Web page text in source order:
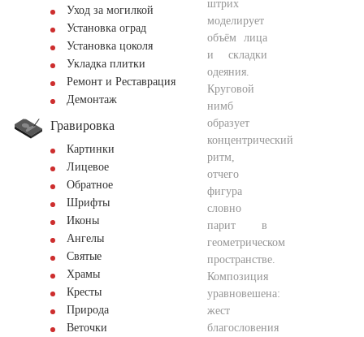
Уход за могилкой
Установка оград
Установка цоколя
Укладка плитки
Ремонт и Реставрация
Демонтаж
Гравировка
Картинки
Лицевое
Обратное
Шрифты
Иконы
Ангелы
Святые
Храмы
Кресты
Природа
Веточки
штрих
моделирует
объём лица
и складки
одеяния.
Круговой
нимб
образует
концентрический
ритм,
отчего
фигура
словно
парит в
геометрическом
пространстве.
Композиция
уравновешена:
жест
благословения